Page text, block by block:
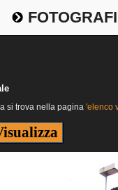
si trova nella pagina 'elenco